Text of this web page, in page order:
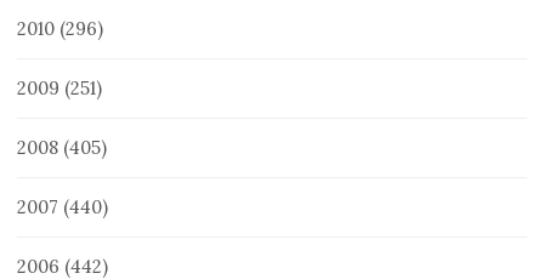
2010 (296)
2009 (251)
2008 (405)
2007 (440)
2006 (442)